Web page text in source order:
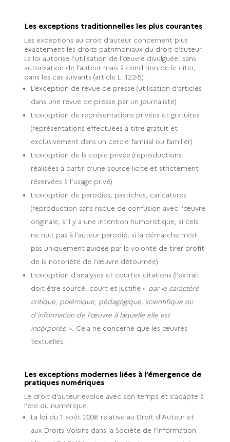
Les exceptions traditionnelles les plus courantes
Les exceptions au droit d’auteur concernent plus
exactement les droits patrimoniaux du droit d’auteur.
La loi autorise l’utilisation de l’œuvre divulguée, sans
autorisation de l’auteur mais à condition de le citer,
dans les cas suivants (article L. 122-5) :
L’exception de revue de presse (utilisation d’articles
dans une revue de presse par un journaliste)
L’exception de représentations privées et gratuites
(représentations effectuées à titre gratuit et
exclusivement dans un cercle familial ou familier)
L’exception de la copie privée (reproductions
réalisées à partir d’une source licite et strictement
réservées à l’usage privé)
L’exception de parodies, pastiches, caricatures
(reproduction sans risque de confusion avec l’œuvre
originale, s’il y a une intention humoristique, si cela
ne nuit pas à l’auteur parodié, si la démarche n’est
pas uniquement guidée par la volonté de tirer profit
de la notoriété de l’œuvre détournée)
L’exception d’analyses et courtes citations (l’extrait
doit être sourcé, court et justifié « par le caractère
critique, polémique, pédagogique, scientifique ou
d’information de l’œuvre à laquelle elle est
incorporée ». Cela ne concerne que les œuvres
textuelles.
Les exceptions modernes liées à l’émergence de
pratiques numériques
Le droit d’auteur évolue avec son temps et s’adapte à
l’ère du numérique.
La loi du 1 août 2006 relative au Droit d’Auteur et
aux Droits Voisins dans la Société de l’Information